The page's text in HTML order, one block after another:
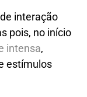
interação
pois, no início
intensa,
estímulos